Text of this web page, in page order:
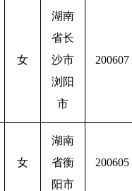
女
湖南
省长
沙市
浏阳
市
200607
女
湖南
省衡
阳市
200605